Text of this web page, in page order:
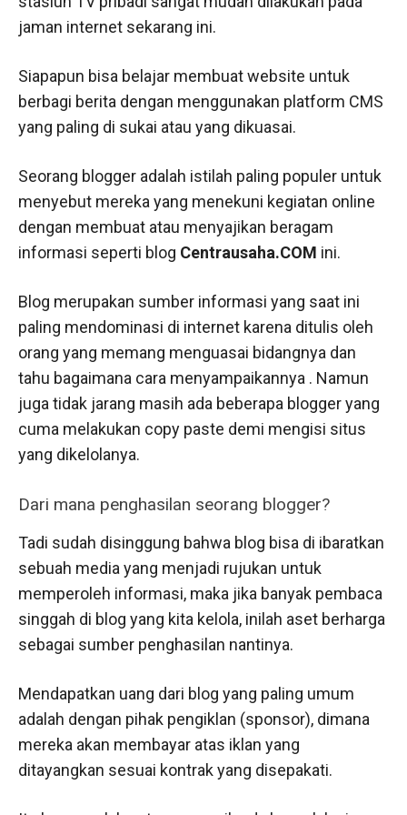
jaman internet sekarang ini.
Siapapun bisa belajar membuat website untuk
berbagi berita dengan menggunakan platform CMS
yang paling di sukai atau yang dikuasai.
Seorang blogger adalah istilah paling populer untuk
menyebut mereka yang menekuni kegiatan online
dengan membuat atau menyajikan beragam
informasi seperti blog Centrausaha.COM ini.
Blog merupakan sumber informasi yang saat ini
paling mendominasi di internet karena ditulis oleh
orang yang memang menguasai bidangnya dan
tahu bagaimana cara menyampaikannya . Namun
juga tidak jarang masih ada beberapa blogger yang
cuma melakukan copy paste demi mengisi situs
yang dikelolanya.
Dari mana penghasilan seorang blogger?
Tadi sudah disinggung bahwa blog bisa di ibaratkan
sebuah media yang menjadi rujukan untuk
memperoleh informasi, maka jika banyak pembaca
singgah di blog yang kita kelola, inilah aset berharga
sebagai sumber penghasilan nantinya.
Mendapatkan uang dari blog yang paling umum
adalah dengan pihak pengiklan (sponsor), dimana
mereka akan membayar atas iklan yang
ditayangkan sesuai kontrak yang disepakati.